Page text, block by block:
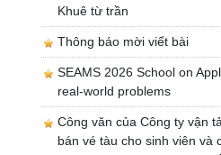
Khuê từ trần
Thông báo mời viết bài
SEAMS 2026 School on
real-world problems
Công văn của Công ty vận
bán vé tàu cho sinh viên và